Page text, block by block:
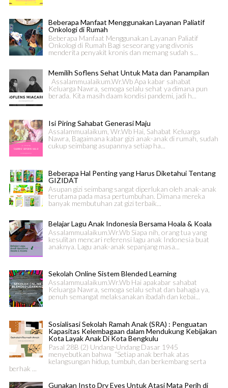
Beberapa Manfaat Menggunakan Layanan Paliatif
Onkologi di Rumah
Beberapa Manfaat Menggunakan Layanan Paliatif
Onkologi di Rumah Bagi seseorang yang divonis
menderita penyakit kronis dan memang sudah s...
Memilih Soflens Sehat Untuk Mata dan Panampilan
Assalammualaikum.Wr.Wb Apa kabar sahabat
Keluarga Nawra, semoga selalu sehat ya dimana pun
berada. Kita masih daam kondisi pandemi, jadi h...
Isi Piring Sahabat Generasi Maju
Assalammualaikum, Wr.Wb Hai, Sahabat Keluarga
Nawra, Bagaimana kabar gizi anak-anak di rumah, sudah
cukup seimbang asupannya setiap ha...
Beberapa Hal Penting yang Harus Diketahui Tentang
GIZIDAT
Asupan gizi seimbang sangat diperlukan oleh anak-anak
terutama pada masa pertumbuhan. Dimana mereka
banyak membutuhan zat gizi terbaik...
Belajar Lagu Anak Indonesia Bersama Hoala & Koala
Assalammualaikum.Wr.Wb Siapa nih, orang tua yang
kesulitan mencari referensi lagu anak Indonesia buat
anaknya. Lagu anak-anak sepanjang masa...
Sekolah Online Sistem Blended Learning
Assalammualaikum.Wr.Wb Hai apakabar sahabat
Keluarga Nawra, semoga selalu sehat dan bahagia ya,
penuh semangat melaksanakan ibadah dan kebai...
Sosialisasi Sekolah Ramah Anak (SRA) : Penguatan
Kapasitas Kelembagaan dalam Mendukung Kebijakan
Kota Layak Anak Di Kota Bengkulu
Pasal 28B (2) Undang-Undang Dasar 1945
menyebutkan bahwa “Setiap anak berhak atas
kelangsungan hidup, tumbuh, dan berkembang serta
berhak ...
Gunakan Insto Dry Eyes Untuk Atasi Mata Perih di